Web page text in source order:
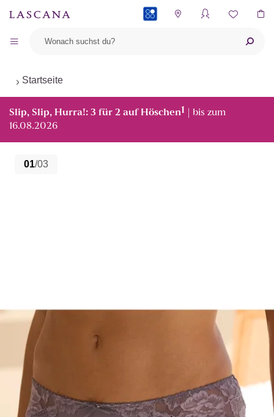
Startseite
Slip, Slip, Hurra!: 3 für 2 auf Höschen1 | bis zum
16.08.2026
01/03